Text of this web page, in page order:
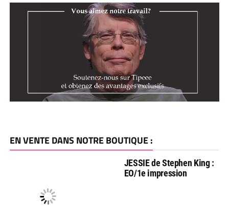
EN VENTE DANS NOTRE BOUTIQUE :
JESSIE de Stephen King :
EO/1e impression